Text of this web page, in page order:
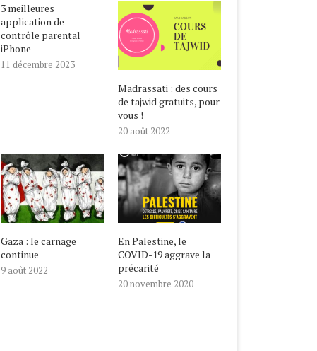
3 meilleures
application de
contrôle parental
iPhone
11 décembre 2023
Madrassati : des cours
de tajwid gratuits, pour
vous !
20 août 2022
Gaza : le carnage
continue
9 août 2022
En Palestine, le
COVID-19 aggrave la
précarité
20 novembre 2020